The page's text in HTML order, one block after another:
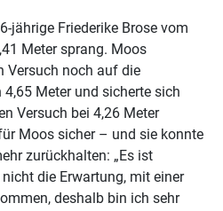
jährige Friederike Brose vom
Meter sprang. Moos
Versuch noch auf die
Meter und sicherte sich
Versuch bei 4,26 Meter
Moos sicher – und sie konnte
zurückhalten: „Es ist
die Erwartung, mit einer
deshalb bin ich sehr